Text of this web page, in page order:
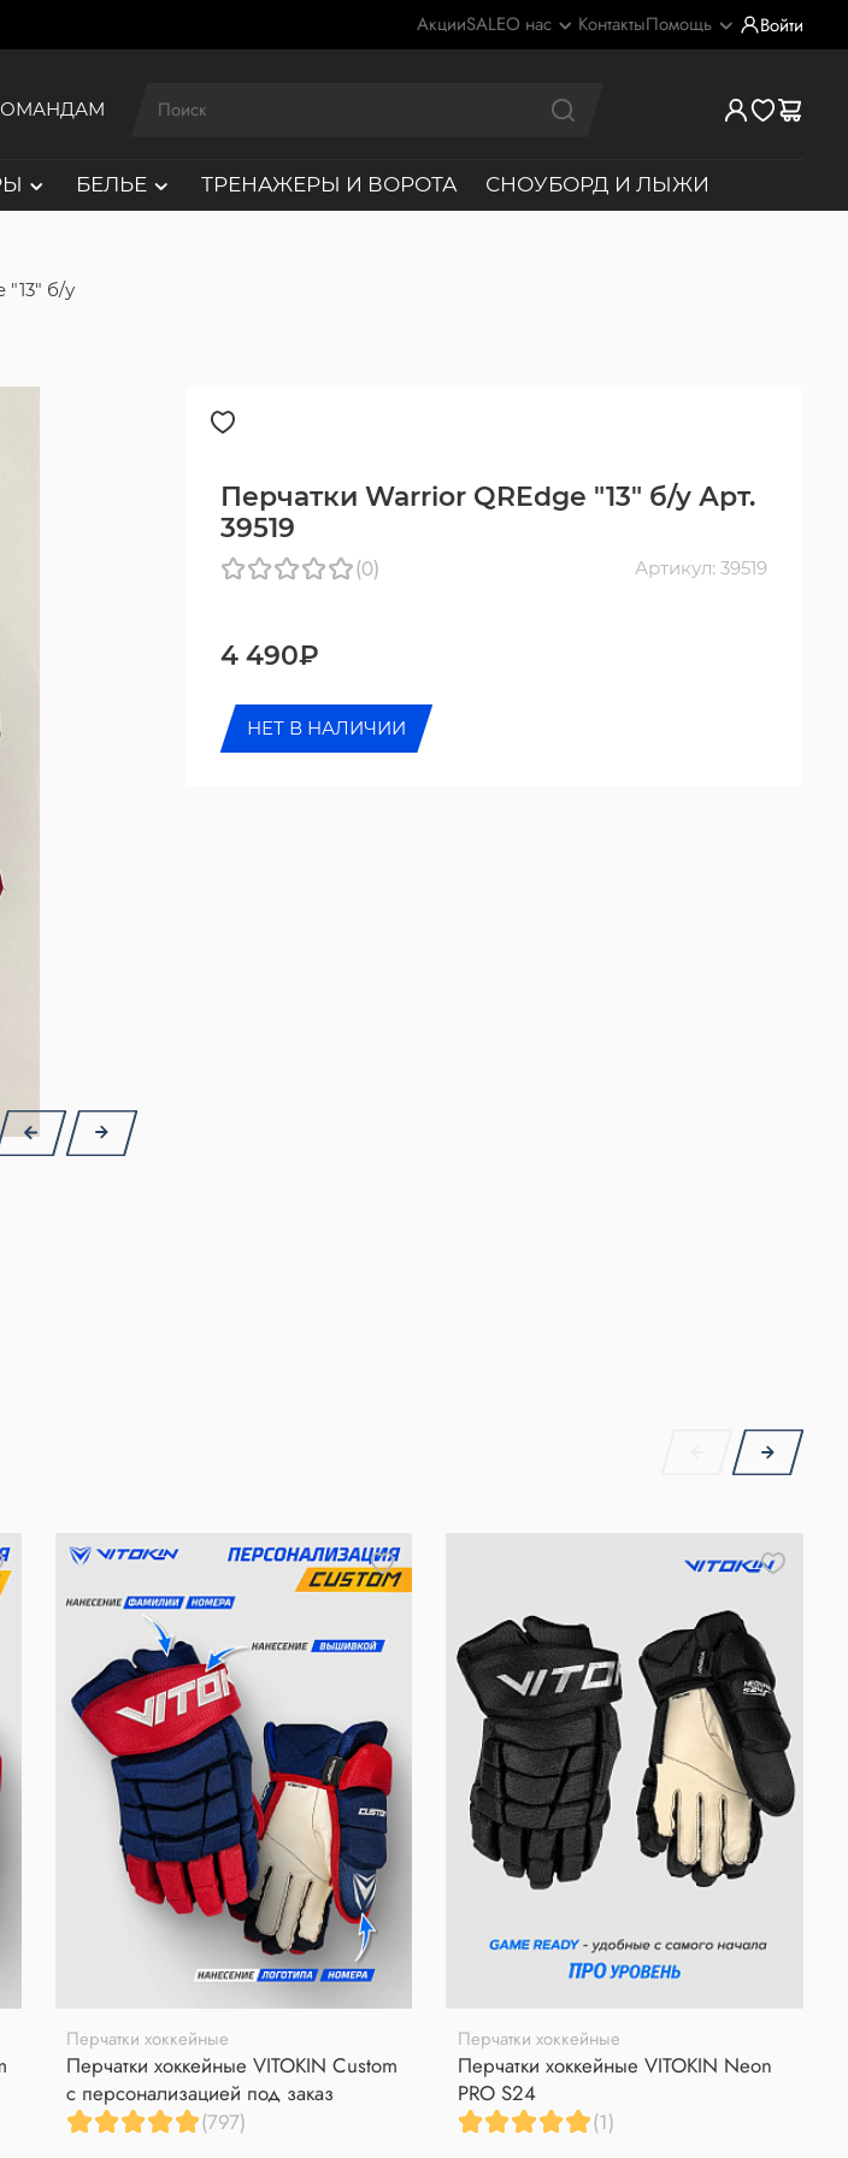
АкцииSALEО нас КонтактыПомощь Войти
БЕЛЬЕ ТРЕНАЖЕРЫ И ВОРОТА СНОУБОРД И ЛЫЖИ
"13" б/у
Перчатки Warrior QREdge "13" б/у Арт.
39519
(0) Артикул: 39519
4 490₽
НЕТ В НАЛИЧИИ
Перчатки хоккейные
Перчатки хоккейные VITOKIN Custom
с персонализацией под заказ
(797)
Перчатки хоккейные
Перчатки хоккейные VITOKIN Neon
PRO S24
(1)